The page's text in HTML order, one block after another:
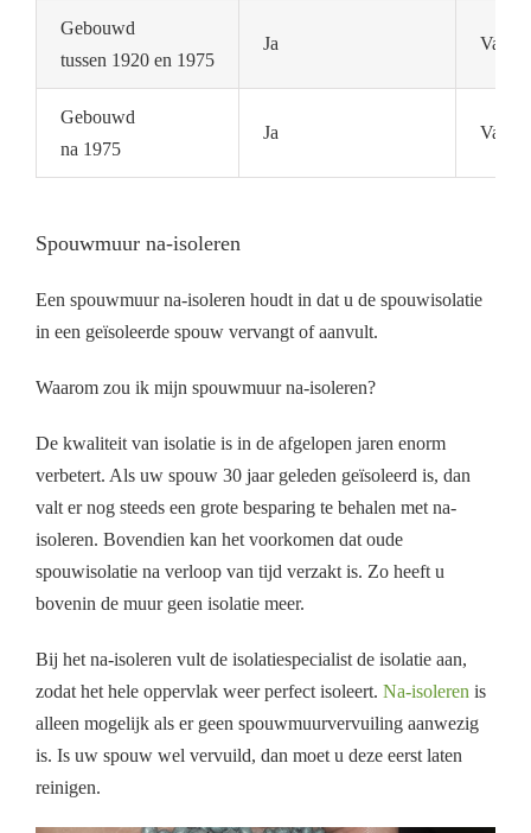
Gebouwd
tussen 1920 en 1975
Ja Vaak
Gebouwd
na 1975
Ja Vaak
Spouwmuur na-isoleren
Een spouwmuur na-isoleren houdt in dat u de spouwisolatie
in een geïsoleerde spouw vervangt of aanvult.
Waarom zou ik mijn spouwmuur na-isoleren?
De kwaliteit van isolatie is in de afgelopen jaren enorm
verbetert. Als uw spouw 30 jaar geleden geïsoleerd is, dan
valt er nog steeds een grote besparing te behalen met na-
isoleren. Bovendien kan het voorkomen dat oude
spouwisolatie na verloop van tijd verzakt is. Zo heeft u
bovenin de muur geen isolatie meer.
Bij het na-isoleren vult de isolatiespecialist de isolatie aan,
zodat het hele oppervlak weer perfect isoleert. Na-isoleren is
alleen mogelijk als er geen spouwmuurvervuiling aanwezig
is. Is uw spouw wel vervuild, dan moet u deze eerst laten
reinigen.